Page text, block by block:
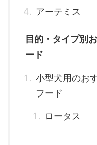
アーテミス
目的・タイプ別
ード
小型犬用のお
フード
ロータス